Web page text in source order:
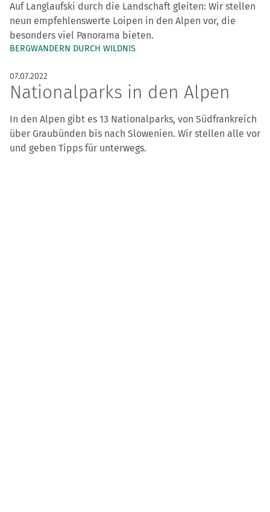
Auf Langlaufski durch die Landschaft gleiten: Wir stellen
neun empfehlenswerte Loipen in den Alpen vor, die
besonders viel Panorama bieten.
BERGWANDERN DURCH WILDNIS
07.07.2022
Nationalparks in den Alpen
In den Alpen gibt es 13 Nationalparks, von Südfrankreich
über Graubünden bis nach Slowenien. Wir stellen alle vor
und geben Tipps für unterwegs.